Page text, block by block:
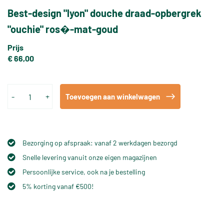
Best-design "lyon" douche draad-opbergrek
"ouchie" ros�-mat-goud
Prijs
€ 66,00
- + Toevoegen aan winkelwagen
Bezorging op afspraak: vanaf 2 werkdagen bezorgd
Snelle levering vanuit onze eigen magazijnen
Persoonlijke service, ook na je bestelling
5% korting vanaf €500!